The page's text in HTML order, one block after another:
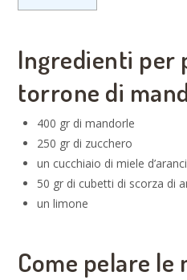
Ingredienti per
torrone di
400 gr di mandorle
250 gr di zucchero
un cucchiaio di miele
50 gr di cubetti di scorza di
un limone
Come pelare le